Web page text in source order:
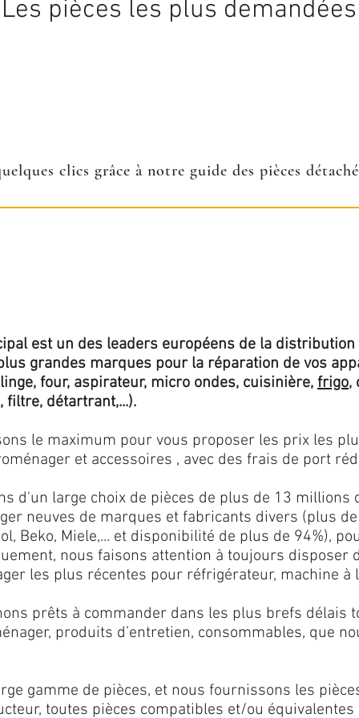
Les pièces les plus demandées
clics grâce à notre guide des pièces
est un des leaders européens de la distribution
grandes marques pour la réparation de vos
four, aspirateur, micro ondes, cuisinière, frigo,
filtre, détartrant,...).
le maximum pour vous proposer les prix les
et accessoires , avec des frais de port
d'un large choix de pièces de plus de 13 millions
neuves de marques et fabricants divers (plus
Beko, Miele,... et disponibilité de plus de 94%),
nous faisons attention à toujours disposer
les plus récentes pour réfrigérateur, machine à
prêts à commander dans les plus brefs délais
produits d’entretien, consommables, que
gamme de pièces, et nous fournissons les
toutes pièces compatibles et/ou